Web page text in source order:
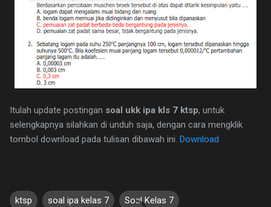
Itulah update postingan soal ukk ipa kls 7 ktsp, untuk
selengkapnya silahkan di unduh saja, dengan cara mengklik
tombol download pada tulisan dibawah ini. Download
ktsp soal ipa kelas 7 Soal Kelas 7